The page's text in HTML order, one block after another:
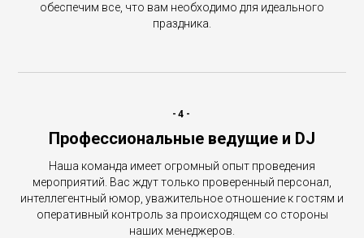
обеспечим все, что вам необходимо для идеального
праздника.
-4-
Профессиональные ведущие и DJ
Наша команда имеет огромный опыт проведения
мероприятий. Вас ждут только проверенный персонал,
интеллегентный юмор, уважительное отношение к гостям и
оперативный контроль за происходящем со стороны
наших менеджеров.